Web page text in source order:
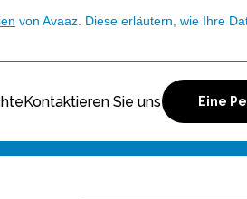
von Avaaz. Diese erläutern, wie Ihre
Kontaktieren Sie uns Eine